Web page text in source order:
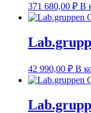
371 680,00 ₽ В
42 990,00 ₽ В